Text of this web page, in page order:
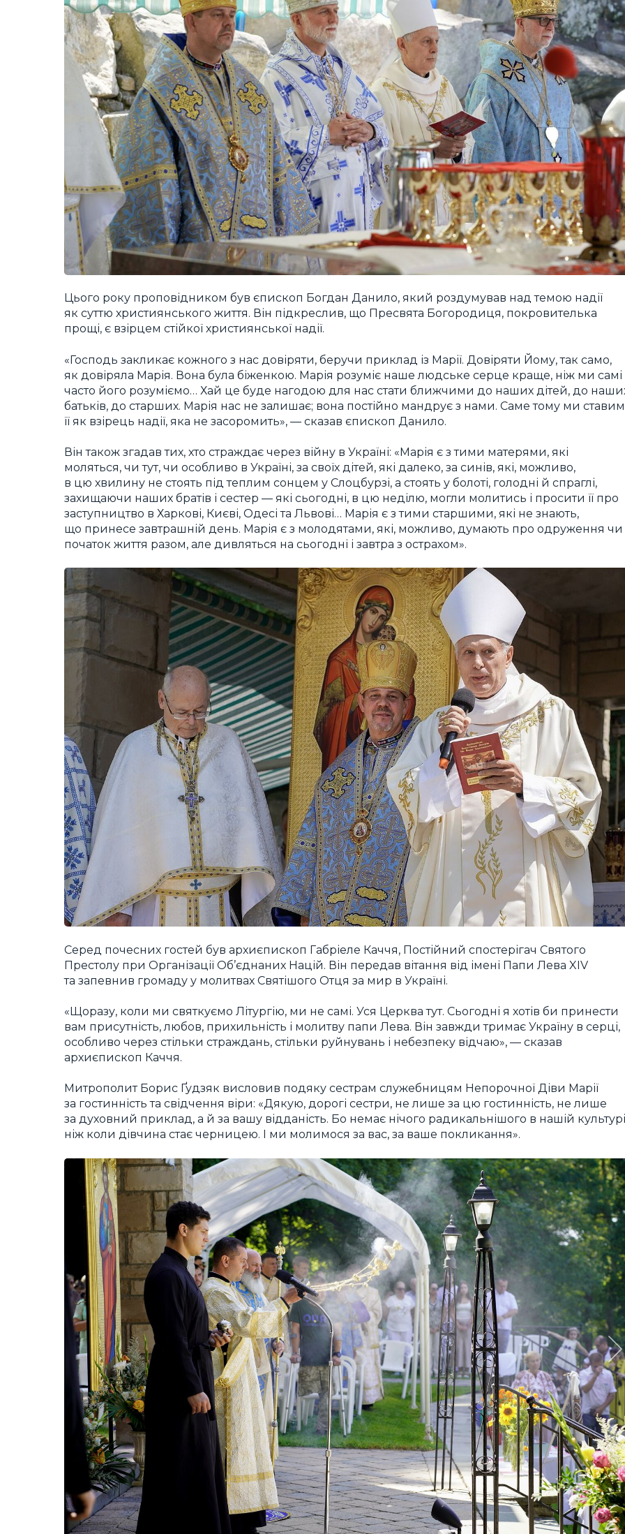
Цього року проповідником був єпископ Богдан Данило, який роздумував над темою надії
як суттю християнського життя. Він підкреслив, що Пресвята Богородиця, покровителька
прощі, є взірцем стійкої християнської надії.
«Господь закликає кожного з нас довіряти, беручи приклад із Марії. Довіряти Йому, так само,
як довіряла Марія. Вона була біженкою. Марія розуміє наше людське серце краще, ніж ми самі
часто його розуміємо… Хай це буде нагодою для нас стати ближчими до наших дітей, до
батьків, до старших. Марія нас не залишає; вона постійно мандрує з нами. Саме тому ми
її як взірець надії, яка не засоромить», — сказав єпископ Данило.
Він також згадав тих, хто страждає через війну в Україні: «Марія є з тими матерями, які
моляться, чи тут, чи особливо в Україні, за своїх дітей, які далеко, за синів, які, можливо,
в цю хвилину не стоять під теплим сонцем у Слоцбурзі, а стоять у болоті, голодні й спраглі,
захищаючи наших братів і сестер — які сьогодні, в цю неділю, могли молитись і просити її про
заступництво в Харкові, Києві, Одесі та Львові… Марія є з тими старшими, які не знають,
що принесе завтрашній день. Марія є з молодятами, які, можливо, думають про одруження чи
початок життя разом, але дивляться на сьогодні і завтра з острахом».
Серед почесних гостей був архиєпископ Габріеле Каччя, Постійний спостерігач Святого
Престолу при Організації Об’єднаних Націй. Він передав вітання від імені Папи Лева XIV
та запевнив громаду у молитвах Святішого Отця за мир в Україні.
«Щоразу, коли ми святкуємо Літургію, ми не самі. Уся Церква тут. Сьогодні я хотів би принести
вам присутність, любов, прихильність і молитву папи Лева. Він завжди тримає Україну в серці,
особливо через стільки страждань, стільки руйнувань і небезпеку відчаю», — сказав
архиєпископ Каччя.
Митрополит Борис Ґудзяк висловив подяку сестрам служебницям Непорочної Діви Марії
за гостинність та свідчення віри: «Дякую, дорогі сестри, не лише за цю гостинність, не лише
за духовний приклад, а й за вашу відданість. Бо немає нічого радикальнішого в нашій
ніж коли дівчина стає черницею. І ми молимося за вас, за ваше покликання».